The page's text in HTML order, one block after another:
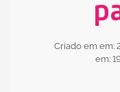
Criado em em:
em: